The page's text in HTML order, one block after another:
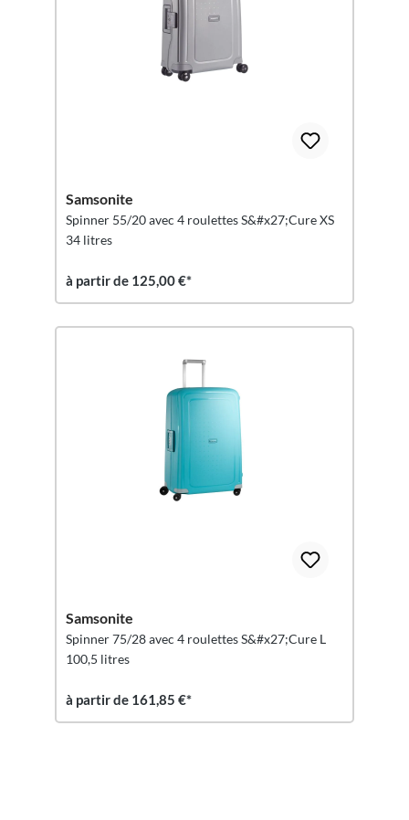
Samsonite
Spinner 55/20 avec 4 roulettes S&#x27;Cure XS
34 litres
à partir de 125,00 €*
Samsonite
Spinner 75/28 avec 4 roulettes S&#x27;Cure L
100,5 litres
à partir de 161,85 €*